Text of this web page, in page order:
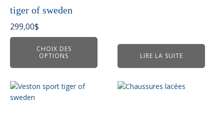
tiger of sweden
299,00$
CHOIX DES
OPTIONS
options
peuvent
être
la
page
du
produit
LIRE LA SUITE